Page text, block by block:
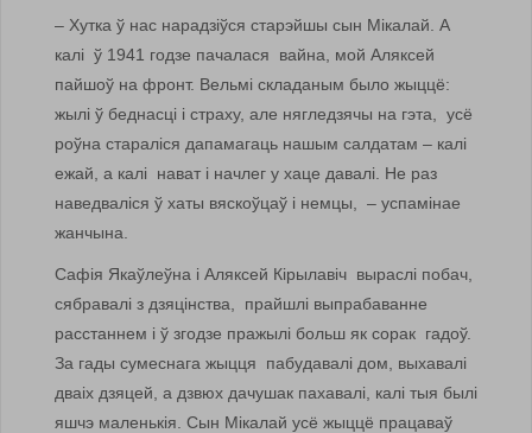
– Хутка ў нас нарадзіўся старэйшы сын Мікалай. А
калі ў 1941 годзе пачалася вайна, мой Аляксей
пайшоў на фронт. Вельмі складаным было жыццё:
жылі ў беднасці і страху, але нягледзячы на гэта, усё
роўна стараліся дапамагаць нашым салдатам – калі
ежай, а калі нават і начлег у хаце давалі. Не раз
наведваліся ў хаты вяскоўцаў і немцы, – успамінае
жанчына.
Сафія Якаўлеўна і Аляксей Кірылавіч выраслі побач,
сябравалі з дзяцінства, прайшлі выпрабаванне
расстаннем і ў згодзе пражылі больш як сорак гадоў.
За гады сумеснага жыцця пабудавалі дом, выхавалі
дваіх дзяцей, а дзвюх дачушак пахавалі, калі тыя былі
яшчэ маленькія. Сын Мікалай усё жыццё працаваў